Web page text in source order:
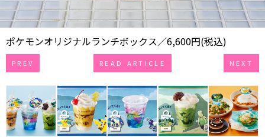
ポケモンオリジナルランチボックス／6,600円(税込)
PREV READ ARTICLE NEXT